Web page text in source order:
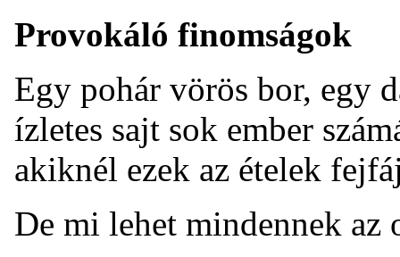
Provokáló finomságok
Egy pohár vörös bor, egy
ízletes sajt sok ember
akiknél ezek az ételek
De mi lehet mindennek az